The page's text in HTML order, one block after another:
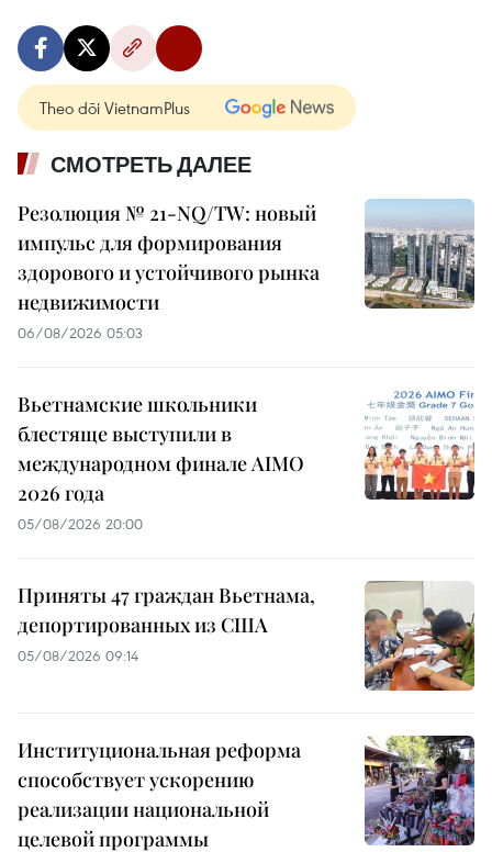
Theo dõi VietnamPlus
СМОТРЕТЬ ДАЛЕЕ
Резолюция № 21-NQ/TW: новый
импульс для формирования
здорового и устойчивого рынка
недвижимости
06/08/2026 05:03
Вьетнамские школьники
блестяще выступили в
международном финале AIMO
2026 года
05/08/2026 20:00
Приняты 47 граждан Вьетнама,
депортированных из США
05/08/2026 09:14
Институциональная реформа
способствует ускорению
реализации национальной
целевой программы